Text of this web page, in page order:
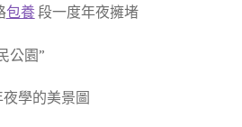
包養段一度年夜擁堵
公園”
學的美景圖